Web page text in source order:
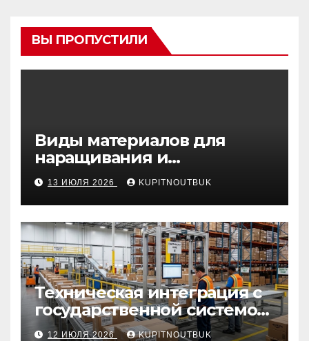
ВЫ ПРОПУСТИЛИ
Виды материалов для
наращивания и
моделирования ногтей
13 ИЮЛЯ 2026 KUPITNOUTBUK
Техническая интеграция с
государственной системой
«Честный знак
12 ИЮЛЯ 2026 KUPITNOUTBUK